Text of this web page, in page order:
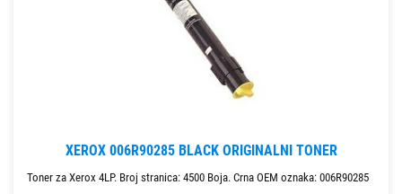
XEROX 006R90285 BLACK ORIGINALNI TONER
Toner za Xerox 4LP. Broj stranica: 4500 Boja. Crna OEM oznaka: 006R90285